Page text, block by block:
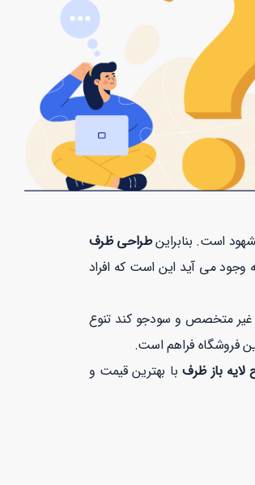
است. بنابراینطراحی ظرف
وجود می آید این است که افراد
غیر متخصص و سودجو کند تنوع
فروشگاه فراهم است.
لایه باز ظرف با بهترین قیمت و